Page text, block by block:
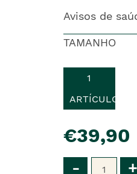
Avisos de
TAMANHO
1
ARTÍCULO
€39,90
- +